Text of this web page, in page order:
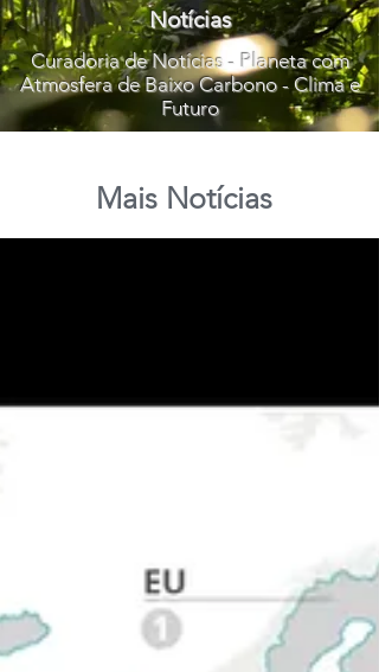
Notícias
Curadoria de Notícias - Planeta com
Atmosfera de Baixo Carbono - Clima e
Futuro
Mais Notícias